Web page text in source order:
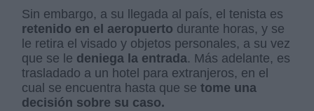
Sin embargo, a su llegada al país, el tenista es
retenido en el aeropuerto durante horas, y se
le retira el visado y objetos personales, a su vez
que se le deniega la entrada. Más adelante, es
trasladado a un hotel para extranjeros, en el
cual se encuentra hasta que se tome una
decisión sobre su caso.